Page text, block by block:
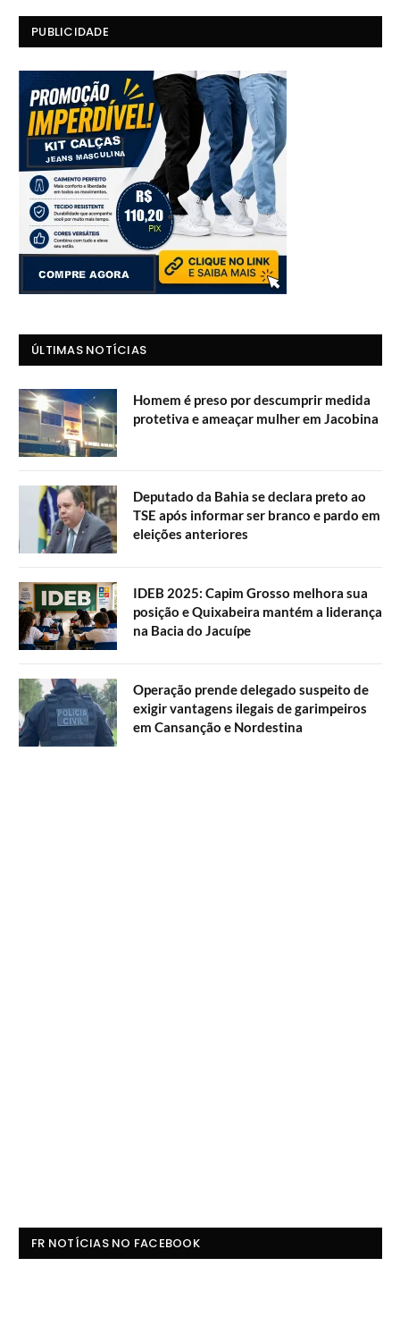
PUBLICIDADE
ÚLTIMAS NOTÍCIAS
Homem é preso por descumprir medida
protetiva e ameaçar mulher em Jacobina
Deputado da Bahia se declara preto ao
TSE após informar ser branco e pardo em
eleições anteriores
IDEB 2025: Capim Grosso melhora sua
posição e Quixabeira mantém a liderança
na Bacia do Jacuípe
Operação prende delegado suspeito de
exigir vantagens ilegais de garimpeiros
em Cansanção e Nordestina
FR NOTÍCIAS NO FACEBOOK